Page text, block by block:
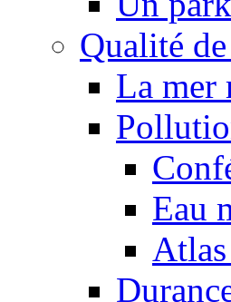
Qualité
La mer
Eau